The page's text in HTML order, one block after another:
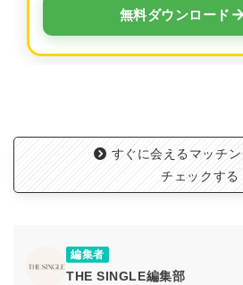
無料ダウンロード
すぐに会えるマッチ
チェックする
編集者
THE SINGLE編集部